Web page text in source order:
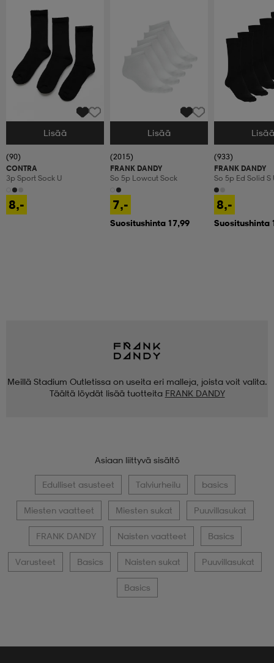
Valitse Koko
Lisää
(90)
CONTRA
3p Sport Sock U
8,-
Valitse Koko
Lisää
(2015)
FRANK DANDY
So 5p Lowcut Sock
7,-
Suositushinta 17,99
Valitse Koko
(933)
FRANK DANDY
So 5p Ed Solid S
8,-
Suositushinta
Meillä Stadium Outletissa on useita eri malleja, joista voit valita.
Täältä löydät lisää tuotteita FRANK DANDY
Asiaan liittyvä sisältö
Edulliset asusteet Talviurheilu basics
Miesten vaatteet Miesten sukat Puuvillasukat
FRANK DANDY Naisten vaatteet Basics
Varusteet Basics Naisten sukat Puuvillasukat
Basics